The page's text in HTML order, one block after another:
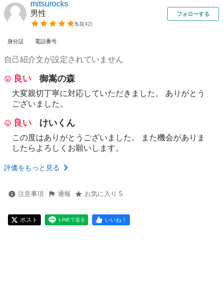
mitsurocks
男性
5.0(42)
フォローする
身分証 電話番号
自己紹介文が設定されていません
良い 御嵩の森
大変親切丁寧に対応していただきました。 ありがとう
ございました。
良い けいくん
この度はありがとうございました。 また機会がありま
したらよろしくお願いします。
評価をもっと見る
注意事項 通報 お気に入り 5
ポスト LINEで送る いいね！